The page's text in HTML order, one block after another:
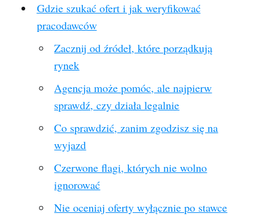
Gdzie szukać ofert i jak weryfikować
pracodawców
Zacznij od źródeł, które porządkują
rynek
Agencja może pomóc, ale najpierw
sprawdź, czy działa legalnie
Co sprawdzić, zanim zgodzisz się na
wyjazd
Czerwone flagi, których nie wolno
ignorować
Nie oceniaj oferty wyłącznie po stawce